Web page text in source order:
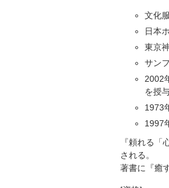
文化
日本
東京
サン
2002
を授与
1973
1997
『頼れる
される。
著書に『癒